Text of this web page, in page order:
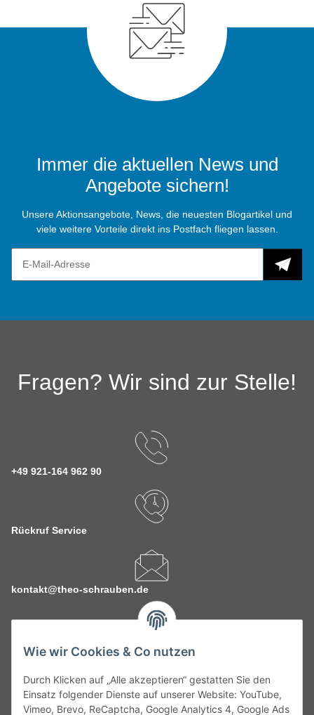
Wie wir Cookies & Co nutzen
Durch Klicken auf „Alle akzeptieren“ gestatten Sie den
Einsatz folgender Dienste auf unserer Website: YouTube,
Vimeo, Brevo, ReCaptcha, Google Analytics 4, Google Ads
Immer die aktuellen News und
Angebote sichern!
Unsere Aktionsangebote, News, die neuesten Blogartikel und
viele weitere Vorteile direkt ins Postfach fliegen lassen.
Fragen? Wir sind zur Stelle!
+49 921-164 962 90
Rückruf Service
kontakt@theo-schrauben.de
Service